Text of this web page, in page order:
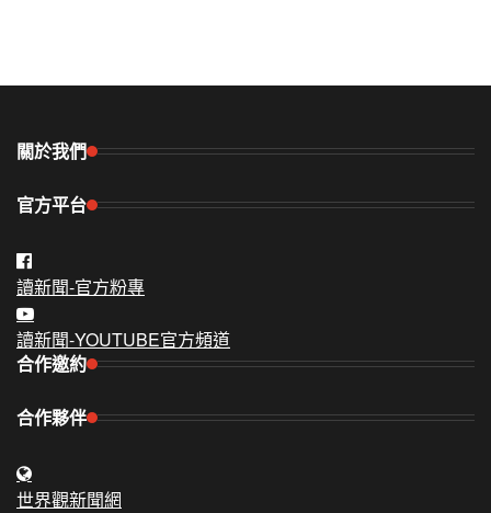
關於我們
官方平台
讀新聞-官方粉專
讀新聞-YOUTUBE官方頻道
合作邀約
合作夥伴
世界觀新聞網